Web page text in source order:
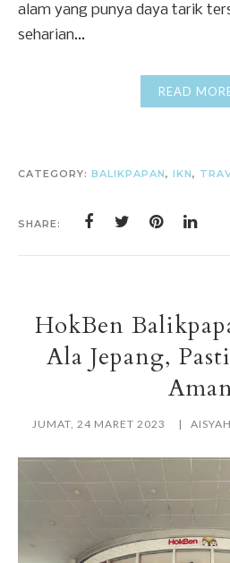
alam yang punya daya tarik
seharian...
READ
CATEGORY: BALIKPAPAN, IKN,
SHARE:
HokBen
Ala Jepang,
JUMAT, 24 MARET 2023